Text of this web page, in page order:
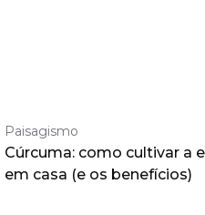
Paisagismo
Cúrcuma: como cultivar a
em casa (e os benefícios)